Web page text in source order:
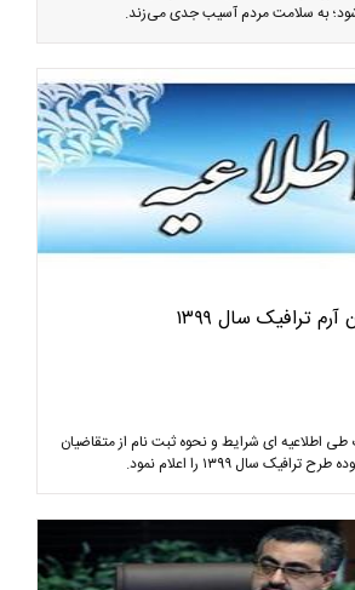
به سلامت مردم آسیب جدی می‌زند.
ترافیک سال ۱۳۹۹
اطلاعیه ای شرایط و نحوه ثبت نام از متقاضیان
سال ۱۳9۹ را اعلام نمود.